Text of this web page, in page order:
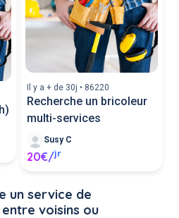
Il y a + de 30j • 86220
Recherche un bricoleur
multi-services
Susy C
20€/jr
un service de
voisins ou